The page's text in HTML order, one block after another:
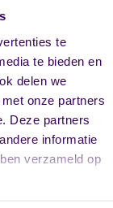
te
te bieden en
delen we
onze partners
Deze partners
informatie
verzameld op
ontstaat
arbeid
uren die
ongeacht
of